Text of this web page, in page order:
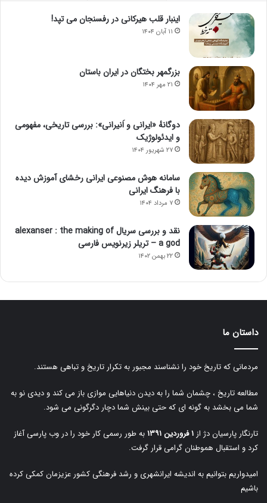
اینبار قلب هیرکانی در رفسنجان می تپد!
۱۱ آبان ۱۴۰۴
بزرگمهر بختگان در ایران باستان
۲۱ مهر ۱۴۰۴
دوگانهٔ «ایرانی و اَنیرانی»: بررسی تاریخی، مفهومی
و ایدئولوژیک
۲۷ شهریور ۱۴۰۴
سامانه هوش مصنوعی ایرانی رخشای آموزش دیده
با فرهنگ ایرانی
۷ مرداد ۱۴۰۴
نقد و بررسی سریال alexanser : the making of
a god – تریلر زیرنویس فارسی
۲۲ بهمن ۱۴۰۲
داستان ما
مردمانی که تاریخ خود را نشناسند مجبور به تکرار تاریخ و تباهی هستند.
مطالعه تاریخ ، چشمان شما را به دیدن دنیاهایی موازی باز می کند و دیدی نو به
شما می بخشد به گونه ای که حتی بینش شما دچار دگرگونی می شود.
تارنگار پارسیان دژ از ۱ فروردین ۱۳۹۱
به طور رسمی کار خود را در وب پارسی آغاز
کرد و استقبال هموطنان گرامی قرار گرفت.
امیدواریم بتوانیم به اندیشه ایرانشهری و رشد فرهنگی کشور عزیزمان کمکی کرده
باشیم